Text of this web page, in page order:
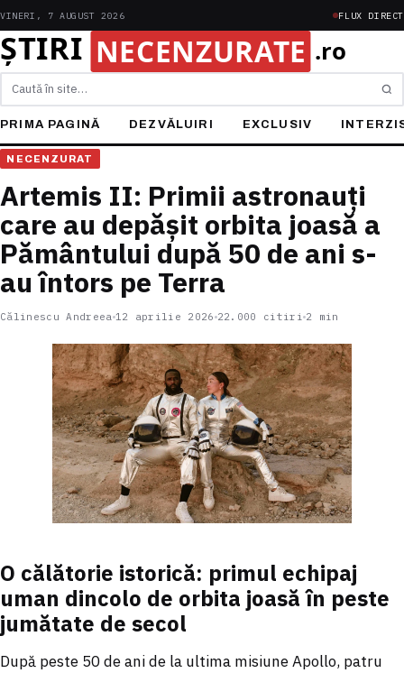
VINERI, 7 AUGUST 2026 FLUX DIRECT
Caută
PRIMA PAGINĂ DEZVĂLUIRI EXCLUSIV
NECENZURAT
Artemis II: Primii astronauți
care au depășit orbita joasă a
Pământului după 50 de ani s-
au întors pe Terra
Călinescu Andreea 12 aprilie 2026 22.000 citiri 2 min
O călătorie istorică: primul echipaj
uman dincolo de orbita joasă în peste
jumătate de secol
După peste 50 de ani de la ultima misiune Apollo, patru